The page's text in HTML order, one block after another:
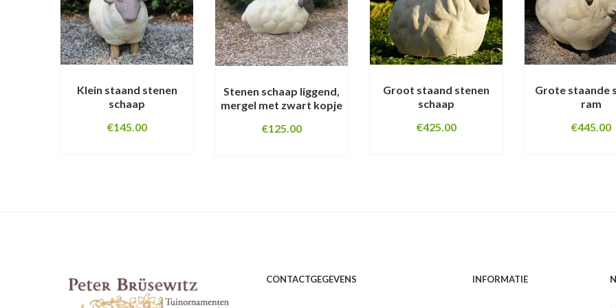
Klein staand stenen
schaap
€145.00
Stenen schaap liggend,
mergel met zwart kopje
€125.00
Groot staand stenen
schaap
€425.00
Grote staande
ram
€445.00
CONTACTGEGEVENS INFORMATIE